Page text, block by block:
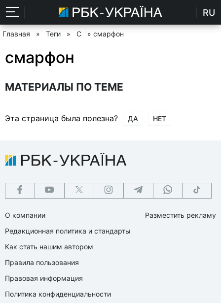
RU
Главная » Теги » С » смарфон
смарфон
МАТЕРИАЛЫ ПО ТЕМЕ
Эта страница была полезна? ДА НЕТ
О компании
Редакционная политика и стандарты
Как стать нашим автором
Правила пользования
Правовая информация
Политика конфиденциальности
Разместить рекламу